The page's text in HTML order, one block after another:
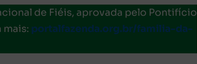
de Fiéis, aprovada pelo Pontifício
mais: portalfazenda.org.br/familia-da-